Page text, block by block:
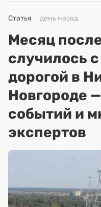
Статья день назад
Месяц
случилось
дорогой в
Новгороде
событий и
экспертов